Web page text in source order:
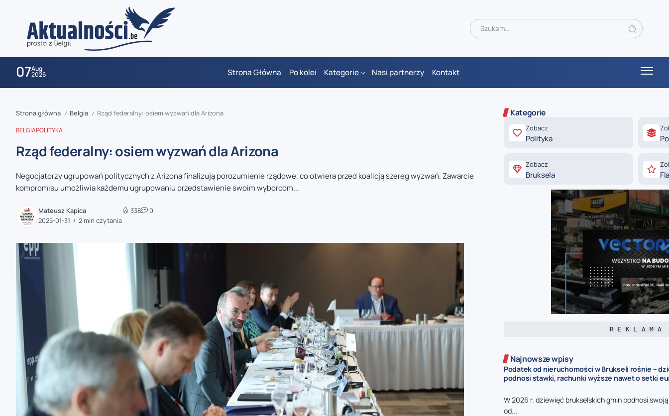
07Aug
2026 Strona Główna Po kolei Kategorie Nasi partnerzy Kontakt
zaobserwuj nas
zaobserwuj nas
zaobserwuj nas
zaobserwuj nas
zaobserwuj nas
Strona główna / Belgia / Rząd federalny: osiem wyzwań dla Arizona
BELGIAPOLITYKA
Rząd federalny: osiem wyzwań dla Arizona
Negocjatorzy ugrupowań politycznych z Arizona finalizują porozumienie rządowe, co otwiera przed koalicją szereg wyzwań. Zawarcie
kompromisu umożliwia każdemu ugrupowaniu przedstawienie swoim wyborcom...
Mateusz Kapica
2025-01-31
2 min czytania
338 0
Kategorie
Zobacz
Polityka
Zobacz
Bruksela
R E K L A M A
Najnowsze wpisy
Podatek od nieruchomości w Brukseli rośnie –
podnosi stawki, rachunki wyższe nawet o setki
W 2026 r. dziewięć brukselskich gmin podnosi
od...